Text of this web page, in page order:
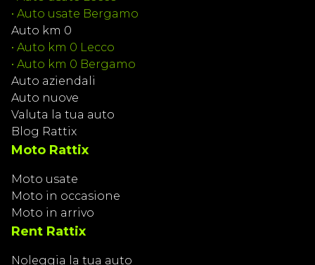
• Auto usate Bergamo
Auto km 0
• Auto km 0 Lecco
• Auto km 0 Bergamo
Auto aziendali
Auto nuove
Valuta la tua auto
Blog Rattix
Moto Rattix
Moto usate
Moto in occasione
Moto in arrivo
Rent Rattix
Noleggia la tua auto